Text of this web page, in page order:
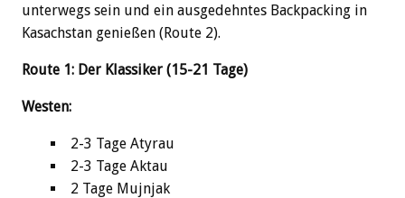
unterwegs sein und ein ausgedehntes Backpacking in
Kasachstan genießen (Route 2).
Route 1: Der Klassiker (15-21 Tage)
Westen:
2-3 Tage Atyrau
2-3 Tage Aktau
2 Tage Mujnjak